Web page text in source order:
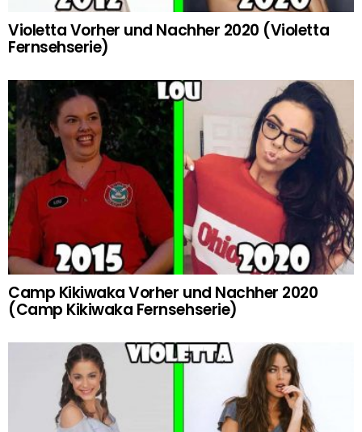
Violetta Vorher und Nachher 2020 (Violetta
Fernsehserie)
Camp Kikiwaka Vorher und Nachher 2020
(Camp Kikiwaka Fernsehserie)